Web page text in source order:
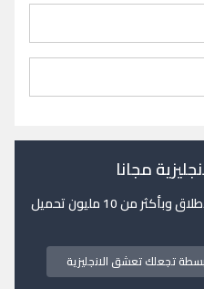
مجانا
من 10 مليون تحميل
تجعلك تعشق الانجليزية